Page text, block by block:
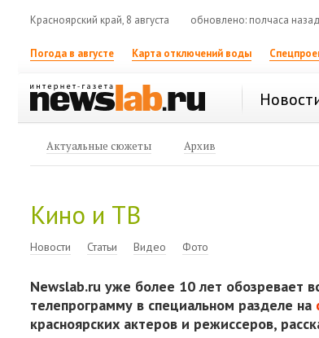
Красноярский край, 8 августа обновлено: полчаса назад
Погода в августе Карта отключений воды
Актуальные сюжеты Архив
Кино и ТВ
Новости Статьи Видео Фото
Newslab.ru уже более 10 лет обозревает
телепрограмму в специальном разделе на
красноярских актеров и режиссеров,